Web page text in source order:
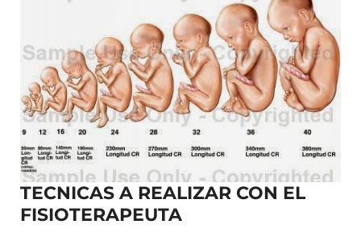
TECNICAS A REALIZAR CON EL
FISIOTERAPEUTA